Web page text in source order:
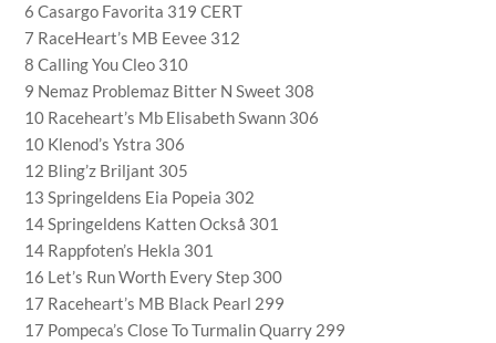
6 Casargo Favorita 319 CERT
7 RaceHeart’s MB Eevee 312
8 Calling You Cleo 310
9 Nemaz Problemaz Bitter N Sweet 308
10 Raceheart’s Mb Elisabeth Swann 306
10 Klenod’s Ystra 306
12 Bling’z Briljant 305
13 Springeldens Eia Popeia 302
14 Springeldens Katten Också 301
14 Rappfoten’s Hekla 301
16 Let’s Run Worth Every Step 300
17 Raceheart’s MB Black Pearl 299
17 Pompeca’s Close To Turmalin Quarry 299